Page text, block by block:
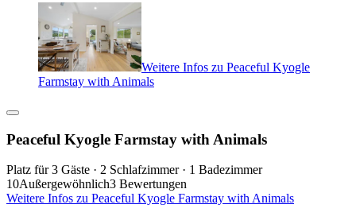
Weitere Infos zu Peaceful Kyogle
Farmstay with Animals
Peaceful Kyogle Farmstay with Animals
Platz für 3 Gäste · 2 Schlafzimmer · 1 Badezimmer
10Außergewöhnlich3 Bewertungen
Weitere Infos zu Peaceful Kyogle Farmstay with Animals